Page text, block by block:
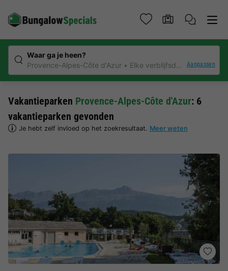
Waar ga je heen?
Provence-Alpes-Côte d'Azur
Elke verblijfsduur Aanpassen
Vakantieparken Provence-Alpes-Côte d'Azur: 6
vakantieparken gevonden
Je hebt zelf invloed op het zoekresultaat. Meer weten